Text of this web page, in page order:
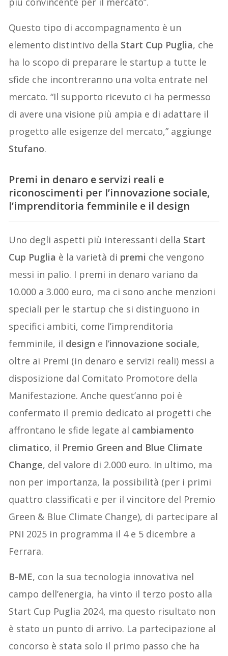
Questo tipo di accompagnamento è un
elemento distintivo della Start Cup Puglia, che
ha lo scopo di preparare le startup a tutte le
sfide che incontreranno una volta entrate nel
mercato. “Il supporto ricevuto ci ha permesso
di avere una visione più ampia e di adattare il
progetto alle esigenze del mercato,” aggiunge
Stufano.
Premi in denaro e servizi reali e
riconoscimenti per l’innovazione sociale,
l’imprenditoria femminile e il design
Uno degli aspetti più interessanti della Start
Cup Puglia è la varietà di premi che vengono
messi in palio. I premi in denaro variano da
10.000 a 3.000 euro, ma ci sono anche menzioni
speciali per le startup che si distinguono in
specifici ambiti, come l’imprenditoria
femminile, il design e l’innovazione sociale,
oltre ai Premi (in denaro e servizi reali) messi a
disposizione dal Comitato Promotore della
Manifestazione. Anche quest’anno poi è
confermato il premio dedicato ai progetti che
affrontano le sfide legate al cambiamento
climatico, il Premio Green and Blue Climate
Change, del valore di 2.000 euro. In ultimo, ma
non per importanza, la possibilità (per i primi
quattro classificati e per il vincitore del Premio
Green & Blue Climate Change), di partecipare al
PNI 2025 in programma il 4 e 5 dicembre a
Ferrara.
B-ME, con la sua tecnologia innovativa nel
campo dell’energia, ha vinto il terzo posto alla
Start Cup Puglia 2024, ma questo risultato non
è stato un punto di arrivo. La partecipazione al
concorso è stata solo il primo passo che ha